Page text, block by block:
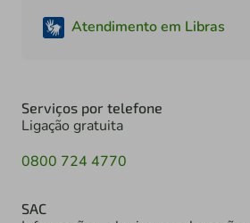
Atendimento em Libras
Serviços por telefone
Ligação gratuita
0800 724 4770
SAC